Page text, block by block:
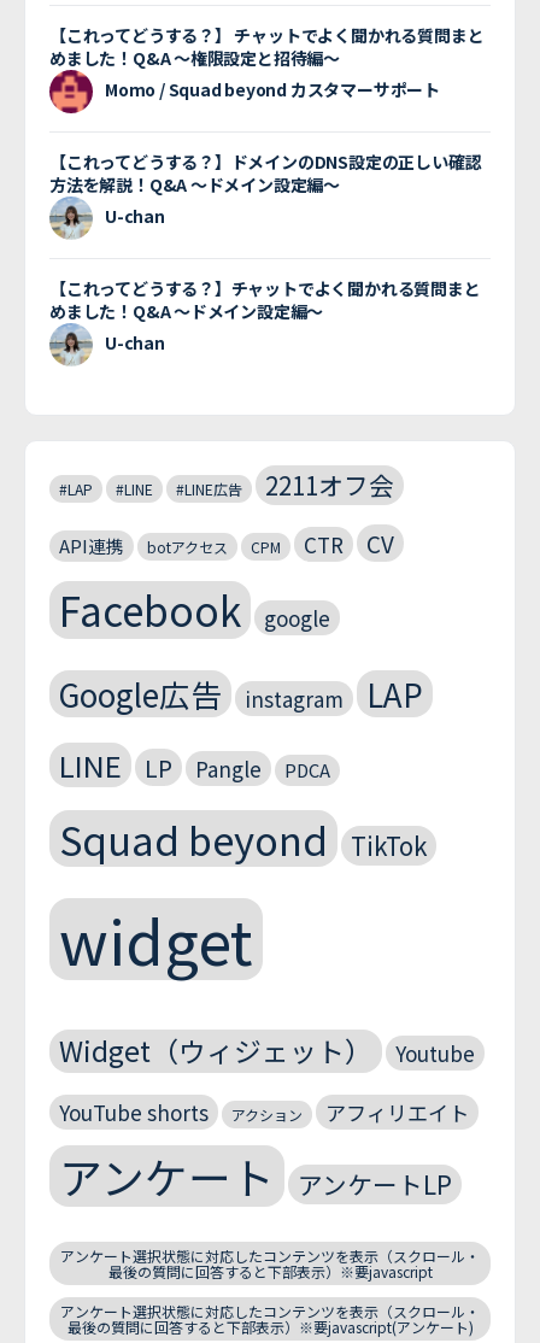
【これってどうする？】 チャットでよく聞かれる質問まと
めました！Q&A 〜権限設定と招待編〜
Momo / Squad beyond カスタマーサポート
【これってどうする？】ドメインのDNS設定の正しい確認
方法を解説！Q&A 〜ドメイン設定編〜
U-chan
【これってどうする？】チャットでよく聞かれる質問まと
めました！Q&A 〜ドメイン設定編〜
U-chan
#LAP #LINE #LINE広告 2211オフ会
API連携 botアクセス CPM CTR CV
Facebook google
Google広告 instagram LAP
LINE LP Pangle PDCA
Squad beyond TikTok
widget
Widget（ウィジェット）
Youtube
YouTube shorts
アクション アフィリエイト
アンケート アンケートLP
アンケート選択状態に対応したコンテンツを表示（スクロール・
最後の質問に回答すると下部表示）※要javascript
アンケート選択状態に対応したコンテンツを表示（スクロール・
最後の質問に回答すると下部表示）※要javascript(アンケート)